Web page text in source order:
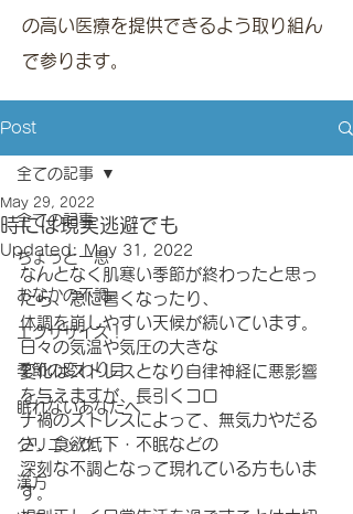
の高い医療を提供できるよう取り組ん
で参ります。
Post
全ての記事
ちょっと一息
おなかの不調
エクササイズ！
季節の変わり目
眠れないあなたへ
クリニック
漢方
全ての記事
時には現実逃避でも
May 29, 2022
Updated: May 31, 2022
なんとなく肌寒い季節が終わったと思っ
たら、急に暑くなったり、
体調を崩しやすい天候が続いています。
日々の気温や気圧の大きな
変化はストレスとなり自律神経に悪影響
を与えますが、長引くコロ
ナ禍のストレスによって、無気力やだる
さ、食欲低下・不眠などの
深刻な不調となって現れている方もいま
す。